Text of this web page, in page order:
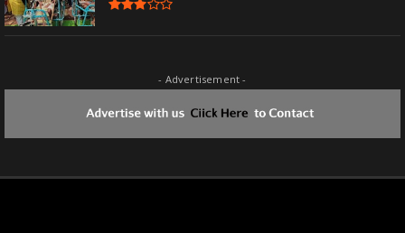
- Advertisement -